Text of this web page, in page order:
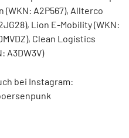
(WKN: A2P567), Allterco
Lion E-Mobility (WKN:
Clean Logistics
A3DW3V)
bei Instagram: